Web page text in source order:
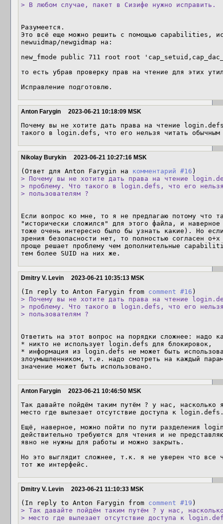
> В любом случае, пакет в Сизифе нужно исправить.
Разумеется.
Это всё еще можно решить с помощью capabilities,
newuidmap/newgidmap на:
new_fmode public 711 root root
то есть убрав проверку прав на чтение для этих
Исправление подготовлю.
Anton Farygin 2023-06-21 10:18:09 MSK
Почему вы не хотите дать права на чтение
такого в login.defs, что его нельзя читать обычным
Nikolay Burykin 2023-06-21 10:27:16 MSK
(Ответ для Anton Farygin на комментарий #16
> Почему вы не хотите дать права на чтение
> проблему. Что такого в login.defs, что его нельзя
> пользователям ?
Если вопрос ко мне, то я не предлагаю потому что
"исторически сложился" для этого файла, и
тоже очень интересно было бы узнать какие). Но
зрения безопасности нет, то полностью согласен
проще решает проблему чем дополнительные
тем более SUID на них же.
Dmitry V. Levin 2023-06-21 10:35:13 MSK
(In reply to Anton Farygin from comment #16
> Почему вы не хотите дать права на чтение
> проблему. Что такого в login.defs, что его нельзя
> пользователям ?
Ответить на этот вопрос на порядки сложнее: надо
* никто не использует login.defs для блокировок,
* информация из login.defs не может быть
злоумышленником, т.е. надо смотреть на каждый
значение может быть использовано.
Anton Farygin 2023-06-21 10:46:50 MSK
Так давайте пойдём таким путём ? у нас, насколько
место где вылезает отсутствие доступа к
Ещё, наверное, можно пойти по пути разделения
действительно требуются для чтения и не
явно не нужны для работы и можно закрыть.
Но это выглядит сложнее, т.к. я не уверен что все
тот же интерфейс.
Dmitry V. Levin 2023-06-21 11:10:33 MSK
(In reply to Anton Farygin from comment #19
> Так давайте пойдём таким путём ? у нас,
> место где вылезает отсутствие доступа к